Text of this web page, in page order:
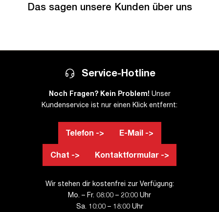
Das sagen unsere Kunden über uns
Service-Hotline
Noch Fragen? Kein Problem! Unser
Kundenservice ist nur einen Klick entfernt:
Telefon -> E-Mail ->
Chat -> Kontaktformular ->
Wir stehen dir kostenfrei zur Verfügung:
Mo. – Fr. 08:00 – 20:00 Uhr
Sa. 10:00 – 18:00 Uhr